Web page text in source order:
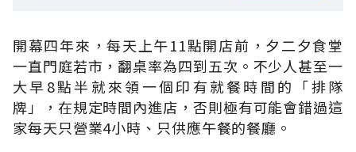
開幕四年來，每天上午11點開店前，夕二夕食堂
一直門庭若市，翻桌率為四到五次。不少人甚至一
大早8點半就來領一個印有就餐時間的「排隊
牌」，在規定時間內進店，否則極有可能會錯過這
家每天只營業4小時、只供應午餐的餐廳。